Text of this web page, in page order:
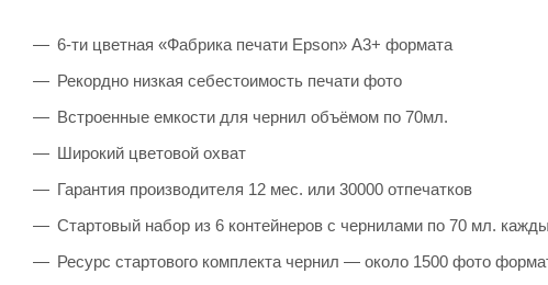
6-ти цветная «Фабрика печати Epson» А3+ формата
Рекордно низкая себестоимость печати фото
Встроенные емкости для чернил объёмом по 70мл.
Широкий цветовой охват
Гарантия производителя 12 мес. или 30000 отпечатков
Стартовый набор из 6 контейнеров с чернилами по 70 мл.
Ресурс стартового комплекта чернил — около 1500 фото